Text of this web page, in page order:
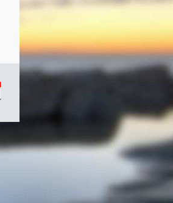
/
Symbole
gouvernement